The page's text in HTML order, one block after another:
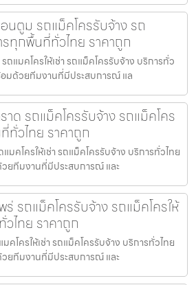
นตูม รถแม็คโครรับจ้าง รถ
รทุกพื้นที่ทั่วไทย ราคาถูก
แมคโครให้เช่า รถแม็คโครรับจ้าง บริการทั่ว
อมด้วยทีมงานที่มีประสบการณ์ แล
าด รถแม็คโครรับจ้าง รถแม็คโคร
ทั่วไทย ราคาถูก
มคโครให้เช่า รถแม็คโครรับจ้าง บริการทั่วไทย
วยทีมงานที่มีประสบการณ์ และ
รถแม็คโครรับจ้าง รถแม็คโครให้
ไทย ราคาถูก
คโครให้เช่า รถแม็คโครรับจ้าง บริการทั่วไทย
วยทีมงานที่มีประสบการณ์ และ